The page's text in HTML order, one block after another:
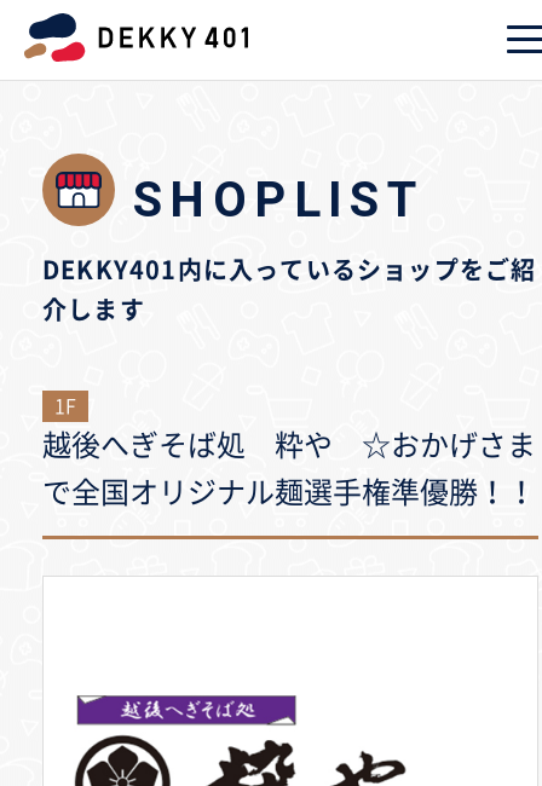
SHOPLIST
DEKKY401内に入っているショップをご紹
介します
1F
越後へぎそば処 粋や ☆おかげさま
で全国オリジナル麺選手権準優勝！！